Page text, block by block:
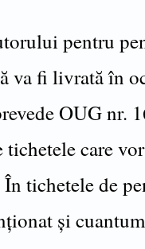
pentru
va fi livrată în
OUG nr.
care
tichetele de
și